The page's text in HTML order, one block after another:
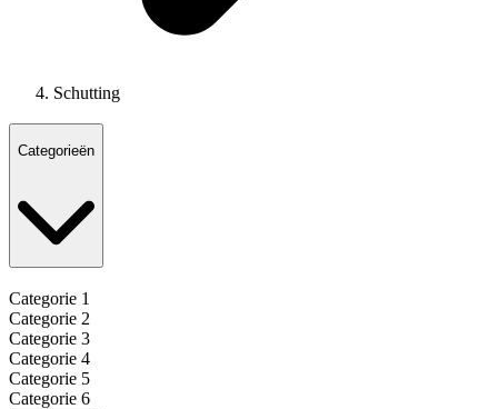
Schutting
Categorieën
Categorie 1
Categorie 2
Categorie 3
Categorie 4
Categorie 5
Categorie 6